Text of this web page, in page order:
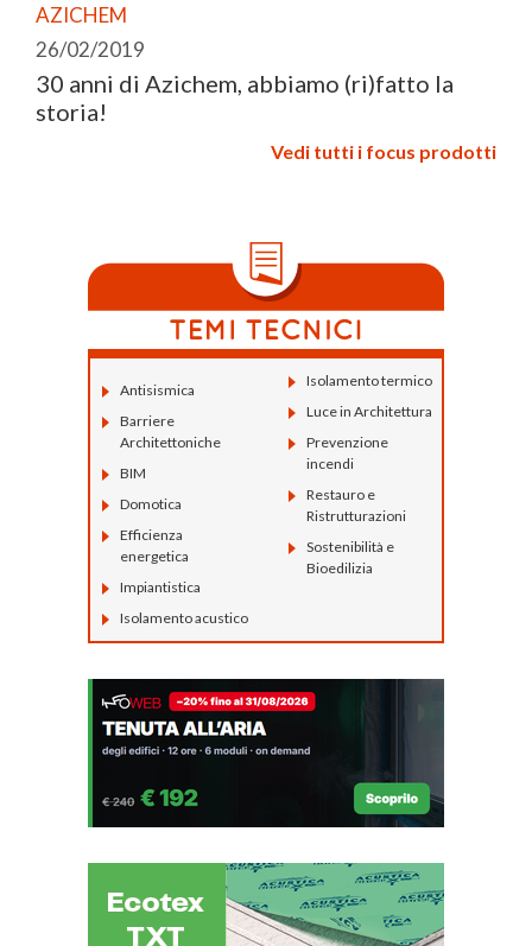
AZICHEM
26/02/2019
30 anni di Azichem, abbiamo (ri)fatto la
storia!
Vedi tutti i focus prodotti
Antisismica
Barriere
Architettoniche
BIM
Domotica
Efficienza
energetica
Impiantistica
Isolamento acustico
Isolamento termico
Luce in Architettura
Prevenzione
incendi
Restauro e
Ristrutturazioni
Sostenibilità e
Bioedilizia